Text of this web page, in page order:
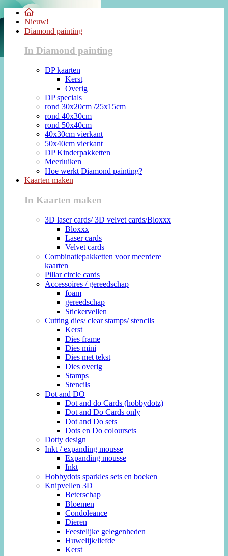
Nieuw!
Diamond painting
In Diamond painting
DP kaarten
Kerst
Overig
DP specials
rond 30x20cm /25x15cm
rond 40x30cm
rond 50x40cm
40x30cm vierkant
50x40cm vierkant
DP Kinderpakketten
Meerluiken
Hoe werkt Diamond painting?
Kaarten maken
In Kaarten maken
3D laser cards/ 3D velvet cards/Bloxxx
Bloxxx
Laser cards
Velvet cards
Combinatiepakketten voor meerdere
kaarten
Pillar circle cards
Accessoires / gereedschap
foam
gereedschap
Stickervellen
Cutting dies/ clear stamps/ stencils
Kerst
Dies frame
Dies mini
Dies met tekst
Dies overig
Stamps
Stencils
Dot and DO
Dot and do Cards (hobbydotz)
Dot and Do Cards only
Dot and Do sets
Dots en Do coloursets
Dotty design
Inkt / expanding mousse
Expanding mousse
Inkt
Hobbydots sparkles sets en boeken
Knipvellen 3D
Beterschap
Bloemen
Condoleance
Dieren
Feestelijke gelegenheden
Huwelijk/liefde
Kerst